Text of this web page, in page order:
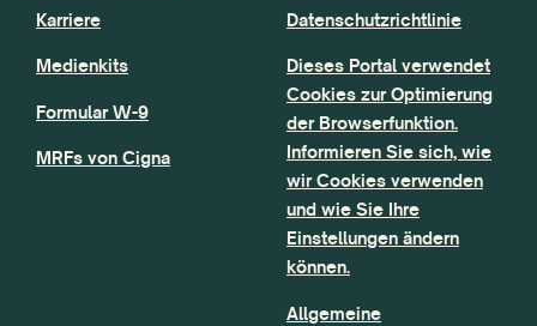
Karriere
Medienkits
Formular W-9
MRFs von Cigna
Datenschutzrichtlinie
Dieses Portal verwendet
Cookies zur Optimierung
der Browserfunktion.
Informieren Sie sich, wie
wir Cookies verwenden
und wie Sie Ihre
Einstellungen ändern
können.
Allgemeine